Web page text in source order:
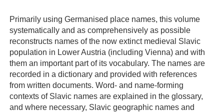
Primarily using Germanised place names, this volume
systematically and as comprehensively as possible
reconstructs names of the now extinct medieval Slavic
population in Lower Austria (including Vienna) and with
them an important part of its vocabulary. The names are
recorded in a dictionary and provided with references
from written documents. Word- and name-forming
contexts of Slavic names are explained in the glossary,
and where necessary, Slavic geographic names and